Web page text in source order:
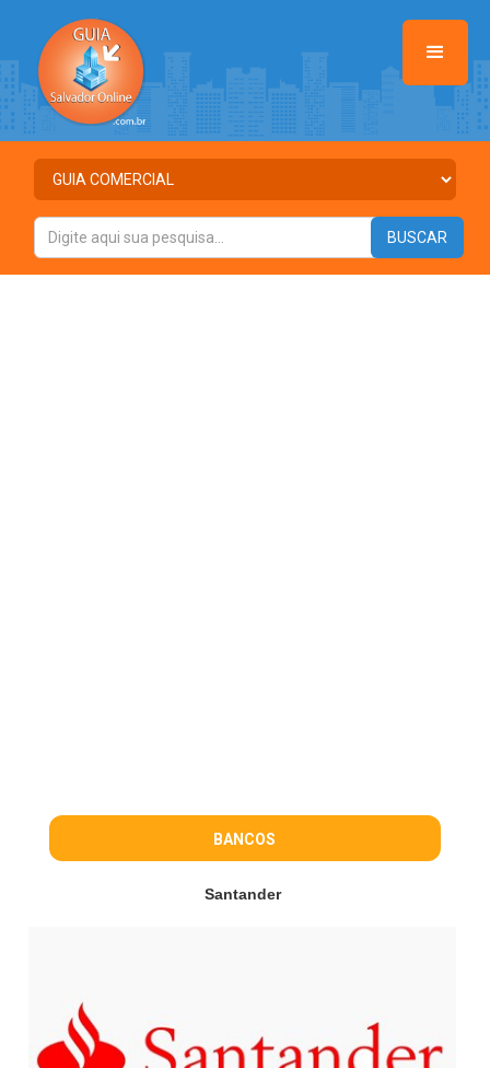
BANCOS
Santander